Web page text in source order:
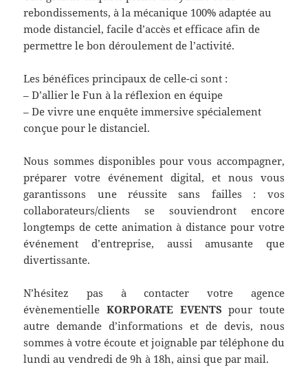
rebondissements, à la mécanique 100% adaptée au
mode distanciel, facile d’accès et efficace afin de
permettre le bon déroulement de l’activité.
Les bénéfices principaux de celle-ci sont :
– D’allier le Fun à la réflexion en équipe
– De vivre une enquête immersive spécialement
conçue pour le distanciel.
Nous sommes disponibles pour vous accompagner,
préparer votre événement digital, et nous vous
garantissons une réussite sans failles : vos
collaborateurs/clients se souviendront encore
longtemps de cette animation à distance pour votre
événement d’entreprise, aussi amusante que
divertissante.
N’hésitez pas à contacter votre agence
évènementielle KORPORATE EVENTS pour toute
autre demande d’informations et de devis, nous
sommes à votre écoute et joignable par téléphone du
lundi au vendredi de 9h à 18h, ainsi que par mail.